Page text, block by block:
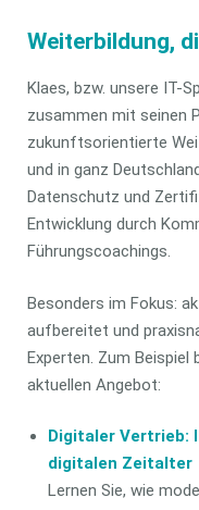
Weiterbildung,
Klaes, bzw. unsere IT-
zusammen mit seinen
zukunftsorientierte
und in ganz
Datenschutz und
Entwicklung durch
Führungscoachings.
Besonders im Fokus:
aufbereitet und
Experten. Zum Beispiel
aktuellen Angebot:
Digitaler Vertrieb:
digitalen Zeitalter
Lernen Sie, wie